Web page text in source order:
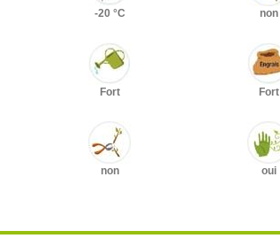
-20 °C non
Fort Fort
non oui